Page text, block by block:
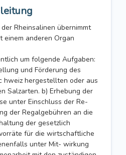
Rheinsalinen übernimmt
einem anderen Organ
um folgende Aufgaben:
und Förderung des
hweiz hergestellten oder aus
Salzarten. b) Erhebung der
unter Einschluss der Re-
der Regalgebühren an die
der gesetzlich
für die wirtschaftliche
unter Mit- wirkung